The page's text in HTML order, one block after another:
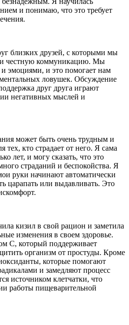
и понимаю, что это требует
близких друзей, с которыми мы
честную коммуникацию. Мы
эмоциями, и это помогает нам
ловушек. Обсуждение
друг друга играют
негативных мыслей и
может быть очень трудным и
тех, кто страдает от него. Я сама
лет, и могу сказать, что это
страданий и беспокойства. Я
руки начинают автоматически
царапать или выдавливать. Это
кизил в свой рацион и заметила
изменения в своем здоровье.
С, который поддерживает
организм от простуды. Кроме
которые помогают
и замедляют процесс
источником клетчатки, что
работы пищеварительной